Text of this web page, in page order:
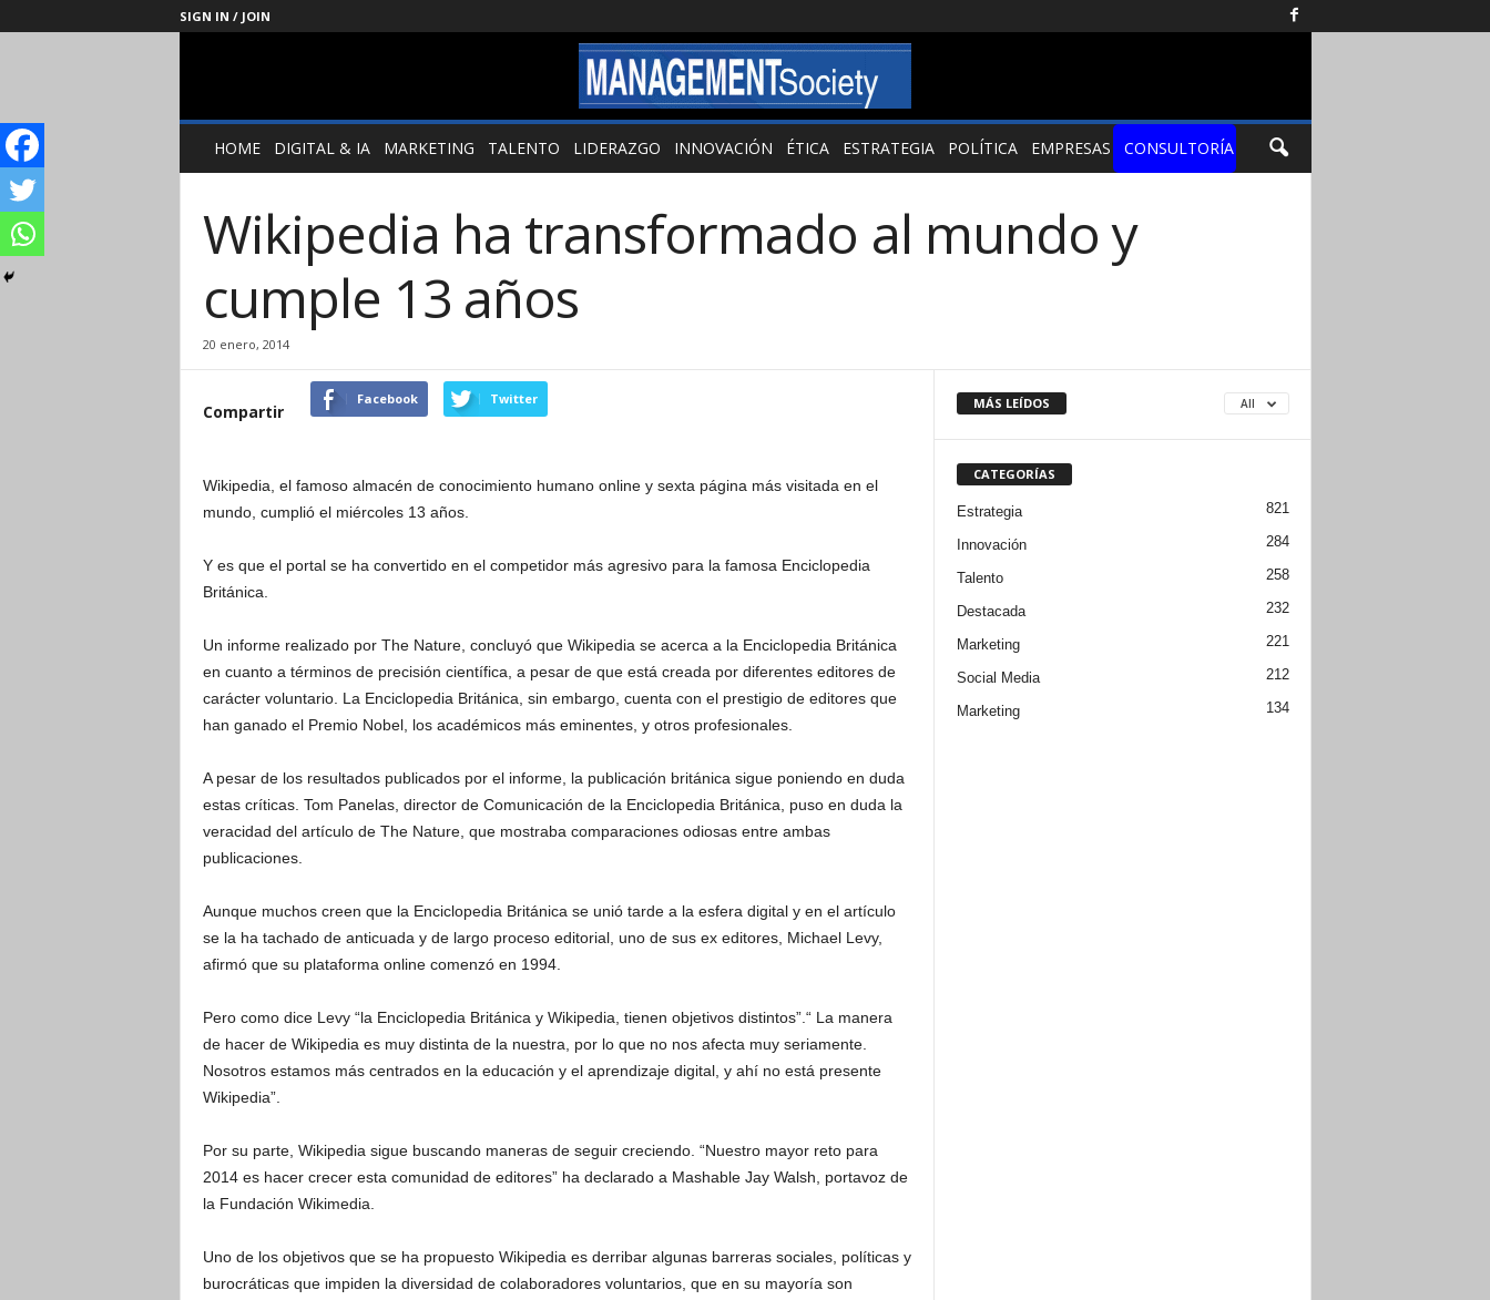
SIGN IN / JOIN
Management
SocietyHOME DIGITAL & IA MARKETING TALENTO LIDERAZGO INNOVACIÓN ÉTICA ESTRATEGIA POLÍTICA EMPRESAS CONSULTORÍA
Wikipedia ha transformado al mundo y
cumple 13 años
20 enero, 2014
Compartir
Facebook Twitter
Wikipedia, el famoso almacén de conocimiento humano online y sexta página más visitada en el
mundo, cumplió el miércoles 13 años.
Y es que el portal se ha convertido en el competidor más agresivo para la famosa Enciclopedia
Británica.
Un informe realizado por The Nature, concluyó que Wikipedia se acerca a la Enciclopedia Británica
en cuanto a términos de precisión científica, a pesar de que está creada por diferentes editores de
carácter voluntario. La Enciclopedia Británica, sin embargo, cuenta con el prestigio de editores que
han ganado el Premio Nobel, los académicos más eminentes, y otros profesionales.
A pesar de los resultados publicados por el informe, la publicación británica sigue poniendo en duda
estas críticas. Tom Panelas, director de Comunicación de la Enciclopedia Británica, puso en duda la
veracidad del artículo de The Nature, que mostraba comparaciones odiosas entre ambas
publicaciones.
Aunque muchos creen que la Enciclopedia Británica se unió tarde a la esfera digital y en el artículo
se la ha tachado de anticuada y de largo proceso editorial, uno de sus ex editores, Michael Levy,
afirmó que su plataforma online comenzó en 1994.
Pero como dice Levy “la Enciclopedia Británica y Wikipedia, tienen objetivos distintos”.“ La manera
de hacer de Wikipedia es muy distinta de la nuestra, por lo que no nos afecta muy seriamente.
Nosotros estamos más centrados en la educación y el aprendizaje digital, y ahí no está presente
Wikipedia”.
Por su parte, Wikipedia sigue buscando maneras de seguir creciendo. “Nuestro mayor reto para
2014 es hacer crecer esta comunidad de editores” ha declarado a Mashable Jay Walsh, portavoz de
la Fundación Wikimedia.
Uno de los objetivos que se ha propuesto Wikipedia es derribar algunas barreras sociales, políticas y
burocráticas que impiden la diversidad de colaboradores voluntarios, que en su mayoría son
MÁS LEÍDOS All
CATEGORÍAS
Estrategia 821
Innovación 284
Talento 258
Destacada 232
Marketing 221
Social Media 212
Marketing 134